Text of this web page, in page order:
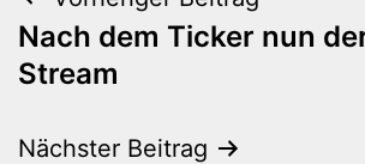
Nach dem Ticker nun
Stream
Nächster Beitrag